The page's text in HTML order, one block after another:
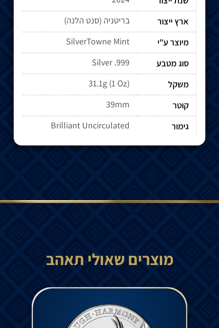
ארץ ייצור
בריטניה (סנט הלנה)
מיוצר ע"י
SilverTowne Mint
סוג מטבע
Silver .999
משקל
31.1g (1 Oz)
קוטר
39mm
גימור
Brilliant Uncirculated
מוצרים שאולי תאהב